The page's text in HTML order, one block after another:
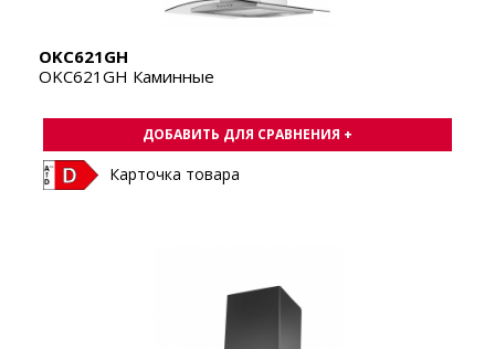
OKC621GH
OKC621GH Каминные
ДОБАВИТЬ ДЛЯ СРАВНЕНИЯ +
Карточка товара